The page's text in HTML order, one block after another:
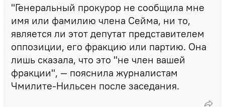
"Генеральный прокурор не сообщила мне
имя или фамилию члена Сейма, ни то,
является ли этот депутат представителем
оппозиции, его фракцию или партию. Она
лишь сказала, что это "не член вашей
фракции", — пояснила журналистам
Чмилите-Нильсен после заседания.